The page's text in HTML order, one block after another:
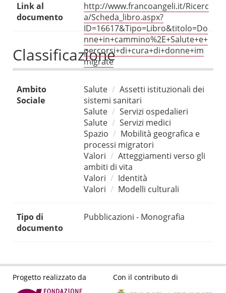
Link al
documento
http://www.francoangeli.it/Ricerc
a/Scheda_libro.aspx?
ID=16617&Tipo=Libro&titolo=Do
nne+in+cammino%2E+Salute+e+
percorsi+di+cura+di+donne+im
migrate
Classificazione
Ambito
Sociale
Salute
Assetti istituzionali dei
sistemi sanitari
Salute
Servizi ospedalieri
Salute
Servizi medici
Spazio
Mobilità geografica e
processi migratori
Valori
Atteggiamenti verso gli
ambiti di vita
Valori
Identità
Valori
Modelli culturali
Tipo di
documento
Pubblicazioni - Monografia
Progetto realizzato da Con il contributo di